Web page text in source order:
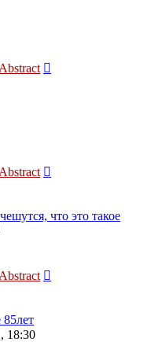
Abstract
Abstract
что это такое
Abstract
18:30